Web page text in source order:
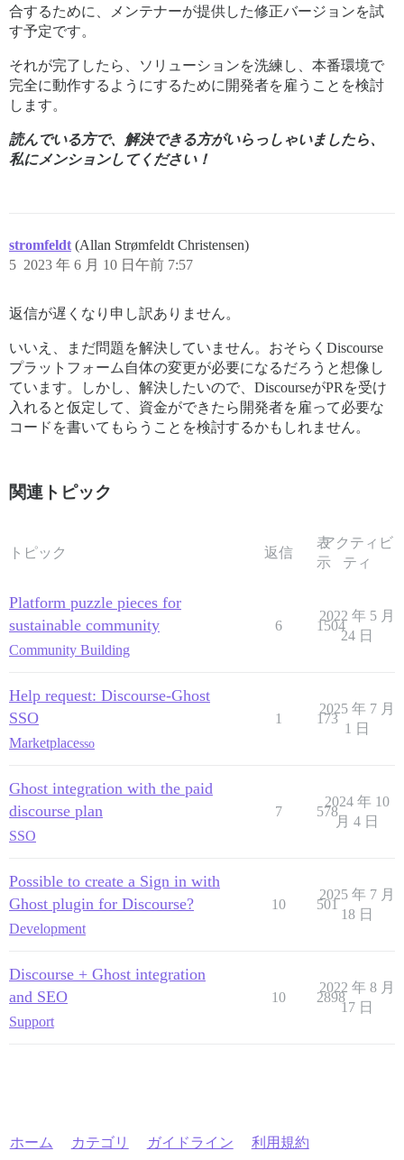
合するために、メンテナーが提供した修正バージョンを試
す予定です。
それが完了したら、ソリューションを洗練し、本番環境で
完全に動作するようにするために開発者を雇うことを検討
します。
読んでいる方で、解決できる方がいらっしゃいましたら、
私にメンションしてください！
stromfeldt (Allan Strømfeldt Christensen)
2023 年 6 月 10 日午前 7:57
5
返信が遅くなり申し訳ありません。
いいえ、まだ問題を解決していません。おそらくDiscourse
プラットフォーム自体の変更が必要になるだろうと想像し
ています。しかし、解決したいので、DiscourseがPRを受け
入れると仮定して、資金ができたら開発者を雇って必要な
コードを書いてもらうことを検討するかもしれません。
関連トピック
トピック 返信
表
示
アクティビ
ティ
Platform puzzle pieces for
sustainable community
Community Building
6 1504
2022 年 5 月
24 日
Help request: Discourse-Ghost
SSO
Marketplacesso
1 173
2025 年 7 月
1 日
Ghost integration with the paid
discourse plan
SSO
7 578
2024 年 10
月 4 日
Possible to create a Sign in with
Ghost plugin for Discourse?
Development
10 501
2025 年 7 月
18 日
Discourse + Ghost integration
and SEO
Support
10 2898
2022 年 8 月
17 日
ホーム カテゴリ ガイドライン 利用規約